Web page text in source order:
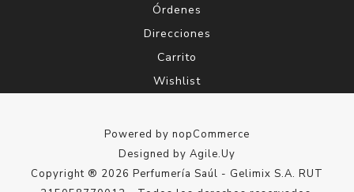
Órdenes
Direcciones
Carrito
Wishlist
Powered by nopCommerce
Designed by Agile.Uy
Copyright ® 2026 Perfumería Saúl - Gelimix S.A. RUT